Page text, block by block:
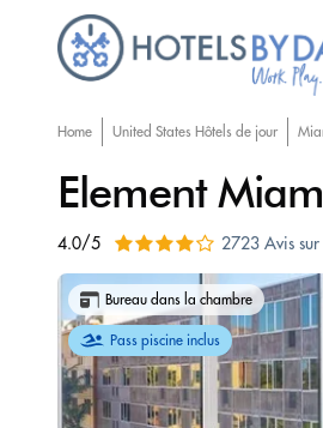
Home United States Hôtels de jour
Element
4.0/5 2723 Avis
Bureau dans la chambre
Pass piscine inclus